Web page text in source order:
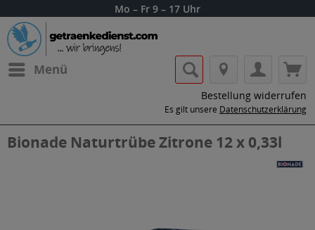
Mo – Fr 9 – 17 Uhr
Menü
Bestellung widerrufen
Es gilt unsere Datenschutzerklärung
Bionade Naturtrübe Zitrone 12 x 0,33l